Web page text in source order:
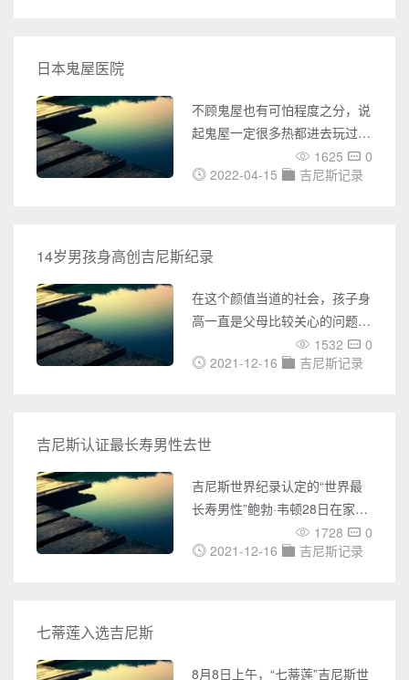
界在世界上最响当当的人物，那
么必然是菲神”菲利克斯·曾姆丹
日本鬼屋医院
不顾鬼屋也有可怕程度之分，说
起鬼屋一定很多热都进去玩过。
有很多鬼屋的主题出格的吓人，
外面的使命人员很敬业，道具也
说是世界上最大最恐怖的鬼屋，
一起来了解一下吧。 世界上最
大最恐怖的鬼屋 说起鬼屋底本
就已经很可怕了特别是对于怯懦
的人来说，此刻天我要说的寰球
最大最恐怖的鬼屋，这个鬼屋原
1625
0
2022-04-15
吉尼斯记录
14岁男孩身高创吉尼斯纪录
在这个颜值当道的社会，孩子身
高一直是父母比较关心的问题。
特别有的父母自身身高不高，或
者孩子发育较同龄孩子稍迟时更
而四川这位妈妈的烦恼却跟我们
恰恰相反： 刚刚14岁的儿子身
高竟然已达221厘米。目前，世
界青少年最高的身高记录是
215.9厘米，儿子很有可能创造
新的吉尼斯世界纪录。 但2米21
1532
0
2021-12-16
吉尼斯记录
吉尼斯认证最长寿男性去世
吉尼斯世界纪录认定的“世界最
长寿男性”鲍勃·韦顿28日在家中
去世，享年112岁。韦顿身患癌
症，28日早晨在睡眠中“平静离
长寿男性”，日本112岁老人渡边
1728
0
2021-12-16
吉尼斯记录
七蒂莲入选吉尼斯
8月8日上午，“七蒂莲”吉尼斯世